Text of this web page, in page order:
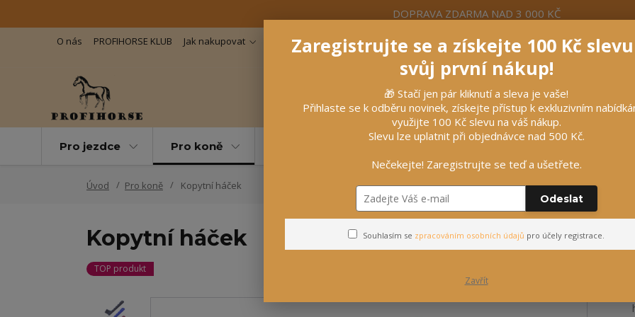
DOPRAVA ZDARMA NAD 3 000 KČ
O nás PROFIHORSE KLUB Jak nakupovat Důležité informace Více Nevíte si rady? Zavolejte. +420
Pro jezdce Pro koně Vybavení stájí
Úvod Pro koně Kopytní háček
Kopytní háček
TOP produkt
Zaregistrujte se a získejte 100 Kč
svůj první nákup!
🎁 Stačí jen pár kliknutí a sleva je vaše!
Přihlaste se k odběru novinek, získejte přístup k exkluzivním
využijte 100 Kč slevu na váš nákup.
Slevu lze uplatnit při objednávce nad 500 Kč.
Nečekejte! Zaregistrujte se teď a ušetřete.
Odeslat
Souhlasím se zpracováním osobních údajů pro účely registrace.
Zavřít